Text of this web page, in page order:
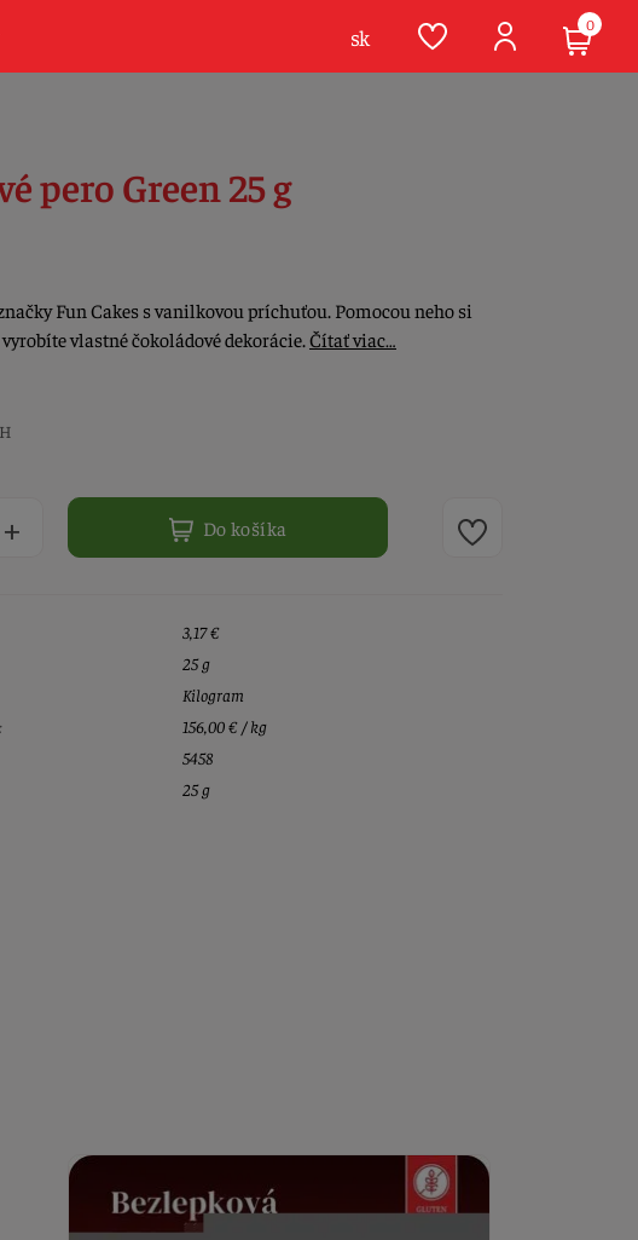
pero Green 25 g
Fun Cakes s vanilkovou príchuťou. Pomocou neho si
vlastné čokoládové dekorácie.Čítať viac…
+ Do košíka
3,17 €
25 g
Kilogram
156,00 € / kg
5458
25 g
sk 0